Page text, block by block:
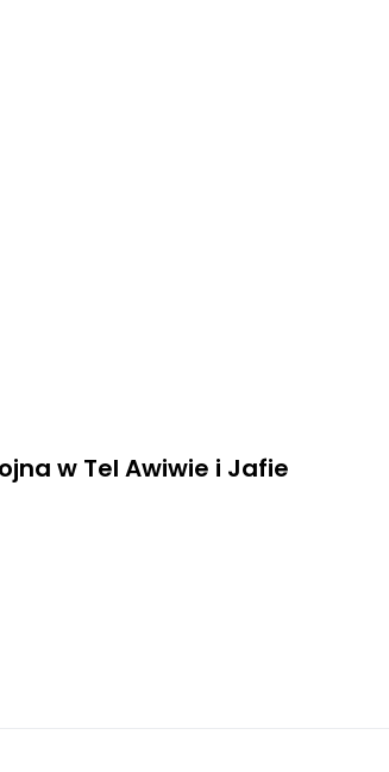
w Tel Awiwie i Jafie